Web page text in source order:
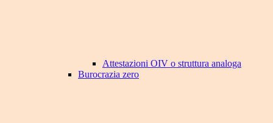
Attestazioni OIV o struttura analoga
Burocrazia zero